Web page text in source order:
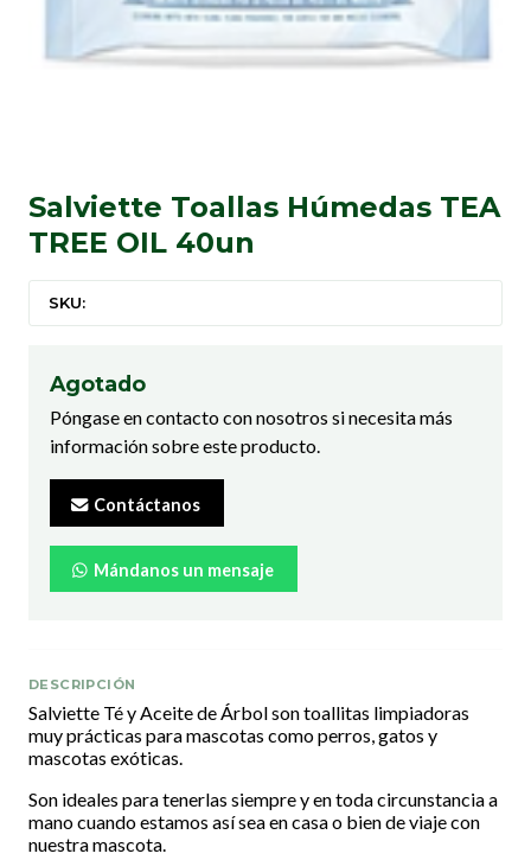
Salviette Toallas Húmedas TEA
TREE OIL 40un
SKU:
Agotado
Póngase en contacto con nosotros si necesita más
información sobre este producto.
Contáctanos
Mándanos un mensaje
DESCRIPCIÓN
Salviette Té y Aceite de Árbol son toallitas limpiadoras
muy prácticas para mascotas como perros, gatos y
mascotas exóticas.
Son ideales para tenerlas siempre y en toda circunstancia a
mano cuando estamos así sea en casa o bien de viaje con
nuestra mascota.